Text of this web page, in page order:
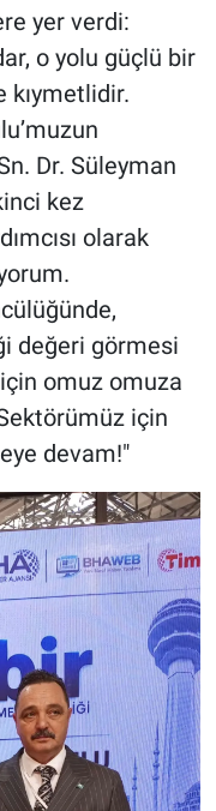
yer verdi:
o yolu güçlü bir
kıymetlidir.
Dr. Süleyman
kez
olarak
değeri görmesi
omuz omuza
için
devam!"